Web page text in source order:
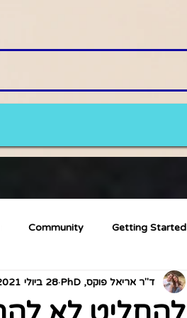
Getting Started
Community
ד"ר אריאל פוקס, PhD 28 ביולי 2021